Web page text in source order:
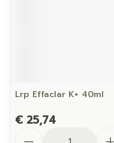
Lrp Effaclar K+ 40ml
€ 25,74